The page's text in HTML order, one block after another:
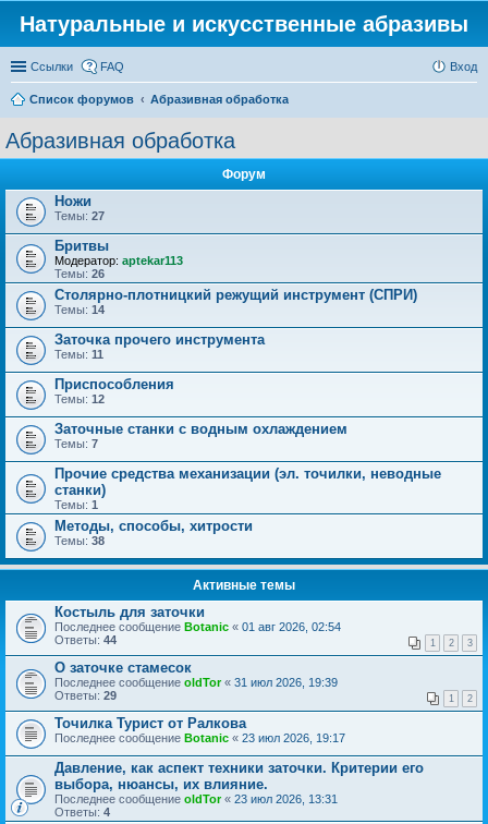
Натуральные и искусственные абразивы
Ссылки FAQ Вход
Список форумов Абразивная обработка
Абразивная обработка
Форум
Ножи
Темы: 27
Бритвы
Модератор: aptekar113
Темы: 26
Столярно-плотницкий режущий инструмент (СПРИ)
Темы: 14
Заточка прочего инструмента
Темы: 11
Приспособления
Темы: 12
Заточные станки с водным охлаждением
Темы: 7
Прочие средства механизации (эл. точилки, неводные
станки)
Темы: 1
Методы, способы, хитрости
Темы: 38
Активные темы
Костыль для заточки
Последнее сообщение Botanic « 01 авг 2026, 02:54
Ответы: 44 1 2 3
О заточке стамесок
Последнее сообщение oldTor« 31 июл 2026, 19:39
Ответы: 29 1 2
Точилка Турист от Ралкова
Последнее сообщение Botanic « 23 июл 2026, 19:17
Давление, как аспект техники заточки. Критерии его
выбора, нюансы, их влияние.
Последнее сообщение oldTor« 23 июл 2026, 13:31
Ответы: 4